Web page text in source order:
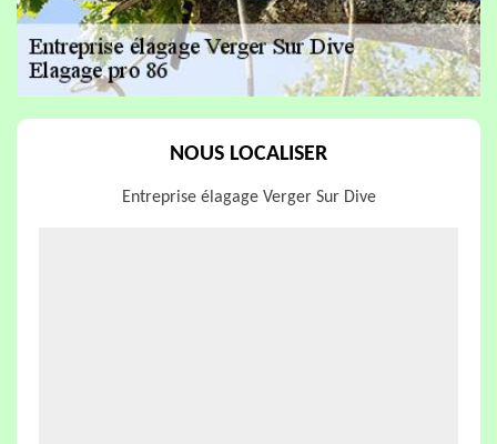
NOUS LOCALISER
Entreprise élagage Verger Sur Dive